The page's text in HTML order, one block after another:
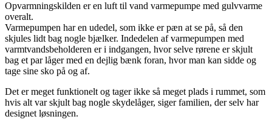
Opvarmningskilden er en luft til vand varmepumpe med gulvvarme
overalt.
Varmepumpen har en udedel, som ikke er pæn at se på, så den
skjules lidt bag nogle bjælker. Indedelen af varmepumpen med
varmtvandsbeholderen er i indgangen, hvor selve rørene er skjult
bag et par låger med en dejlig bænk foran, hvor man kan sidde og
tage sine sko på og af.
Det er meget funktionelt og tager ikke så meget plads i rummet, som
hvis alt var skjult bag nogle skydelåger, siger familien, der selv har
designet løsningen.